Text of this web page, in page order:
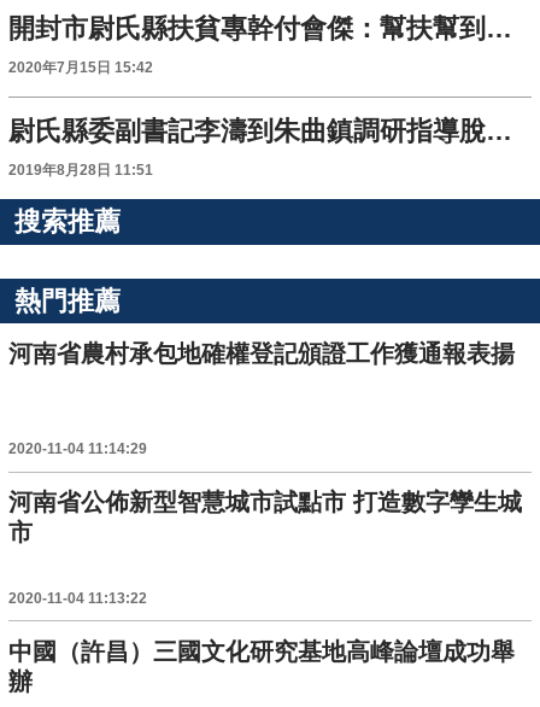
開封市尉氏縣扶貧專幹付會傑：幫扶幫到點上 讓貧困戶甜在心裏
2020年7月15日 15:42
尉氏縣委副書記李濤到朱曲鎮調研指導脫貧攻堅工作
2019年8月28日 11:51
搜索推薦
熱門推薦
河南省農村承包地確權登記頒證工作獲通報表揚
2020-11-04 11:14:29
河南省公佈新型智慧城市試點市 打造數字孿生城
市
2020-11-04 11:13:22
中國（許昌）三國文化研究基地高峰論壇成功舉
辦